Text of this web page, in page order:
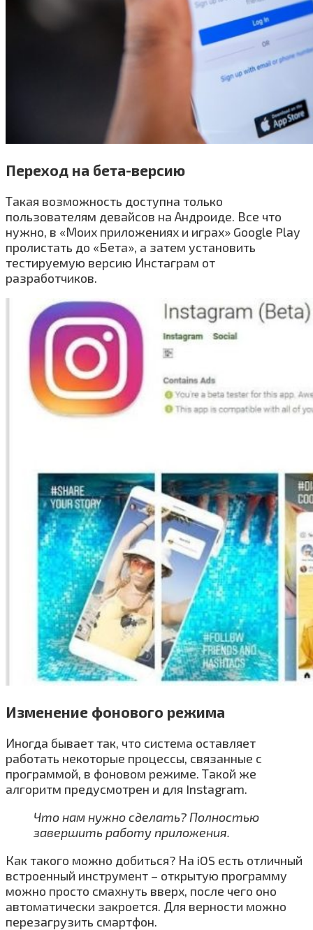
Переход на бета-версию
Такая возможность доступна только
пользователям девайсов на Андроиде. Все что
нужно, в «Моих приложениях и играх» Google Play
пролистать до «Бета», а затем установить
тестируемую версию Инстаграм от
разработчиков.
Изменение фонового режима
Иногда бывает так, что система оставляет
работать некоторые процессы, связанные с
программой, в фоновом режиме. Такой же
алгоритм предусмотрен и для Instagram.
Что нам нужно сделать? Полностью
завершить работу приложения.
Как такого можно добиться? На iOS есть отличный
встроенный инструмент – открытую программу
можно просто смахнуть вверх, после чего оно
автоматически закроется. Для верности можно
перезагрузить смартфон.